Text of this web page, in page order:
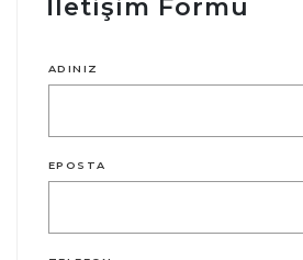
İletişim Formu
ADINIZ
EPOSTA